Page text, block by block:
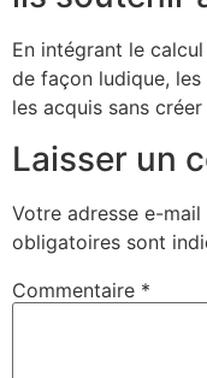
En intégrant le
de façon ludique,
les acquis sans
Laisser un
Votre adresse e-
obligatoires sont
Commentaire *